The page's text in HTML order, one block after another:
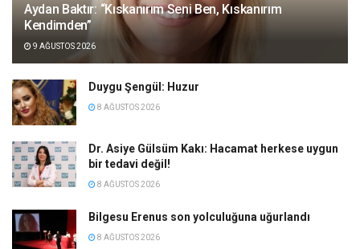
Aydan Baktır: “Kıskanırım Seni Ben, Kıskanırım
Kendimden”
9 AĞUSTOS 2026
Duygu Şengül: Huzur
8 AĞUSTOS 2026
Dr. Asiye Gülsüm Kakı: Hacamat herkese uygun
bir tedavi değil!
8 AĞUSTOS 2026
Bilgesu Erenus son yolculuğuna uğurlandı
8 AĞUSTOS 2026